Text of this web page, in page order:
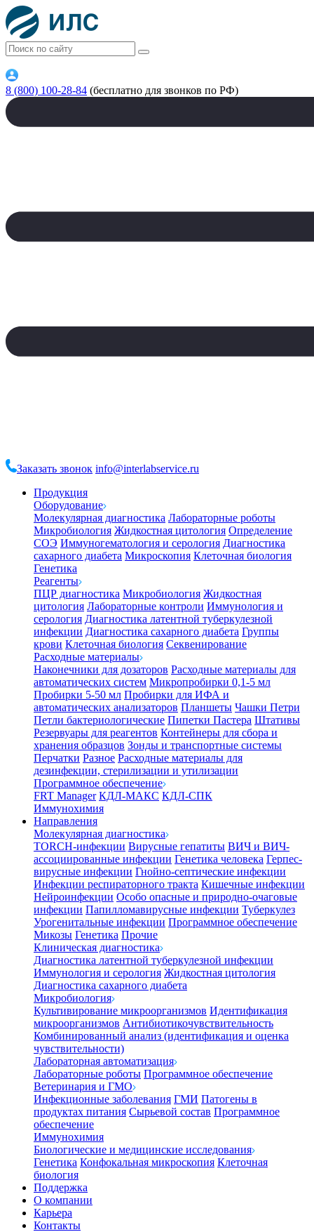
8 (800) 100-28-84 (бесплатно для звонков по РФ)
Заказать звонок info@interlabservice.ru
Продукция
Оборудование
Молекулярная диагностика Лабораторные роботы
Микробиология Жидкостная цитология Определение
СОЭ Иммуногематология и серология Диагностика
сахарного диабета Микроскопия Клеточная биология
Генетика
Реагенты
ПЦР диагностика Микробиология Жидкостная
цитология Лабораторные контроли Иммунология и
серология Диагностика латентной туберкулезной
инфекции Диагностика сахарного диабета Группы
крови Клеточная биология Секвенирование
Расходные материалы
Наконечники для дозаторов Расходные материалы для
автоматических систем Микропробирки 0,1-5 мл
Пробирки 5-50 мл Пробирки для ИФА и
автоматических анализаторов Планшеты Чашки Петри
Петли бактериологические Пипетки Пастера Штативы
Резервуары для реагентов Контейнеры для сбора и
хранения образцов Зонды и транспортные системы
Перчатки Разное Расходные материалы для
дезинфекции, стерилизации и утилизации
Программное обеспечение
FRT Manager КДЛ-МАКС КДЛ-СПК
Иммунохимия
Направления
Молекулярная диагностика
TORCH-инфекции Вирусные гепатиты ВИЧ и ВИЧ-
ассоциированные инфекции Генетика человека Герпес-
вирусные инфекции Гнойно-септические инфекции
Инфекции респираторного тракта Кишечные инфекции
Нейроинфекции Особо опасные и природно-очаговые
инфекции Папилломавирусные инфекции Туберкулез
Урогенитальные инфекции Программное обеспечение
Микозы Генетика Прочие
Клиническая диагностика
Диагностика латентной туберкулезной инфекции
Иммунология и серология Жидкостная цитология
Диагностика сахарного диабета
Микробиология
Культивирование микроорганизмов Идентификация
микроорганизмов Антибиотикочувствительность
Комбинированный анализ (идентификация и оценка
чувствительности)
Лабораторная автоматизация
Лабораторные роботы Программное обеспечение
Ветеринария и ГМО
Инфекционные заболевания ГМИ Патогены в
продуктах питания Сырьевой состав Программное
обеспечение
Иммунохимия
Биологические и медицинские исследования
Генетика Конфокальная микроскопия Клеточная
биология
Поддержка
О компании
Карьера
Контакты